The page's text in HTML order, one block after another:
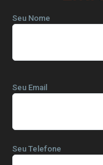
Seu Nome
Seu Email
Seu Telefone